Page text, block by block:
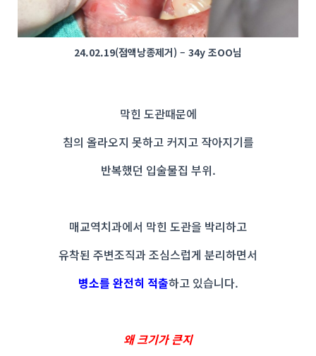
24.02.19(점액낭종제거) – 34y 조OO님
막힌 도관때문에
침의 올라오지 못하고 커지고 작아지기를
반복했던 입술물집 부위.
매교역치과에서 막힌 도관을 박리하고
유착된 주변조직과 조심스럽게 분리하면서
병소를 완전히 적출하고 있습니다.
왜 크기가 큰지